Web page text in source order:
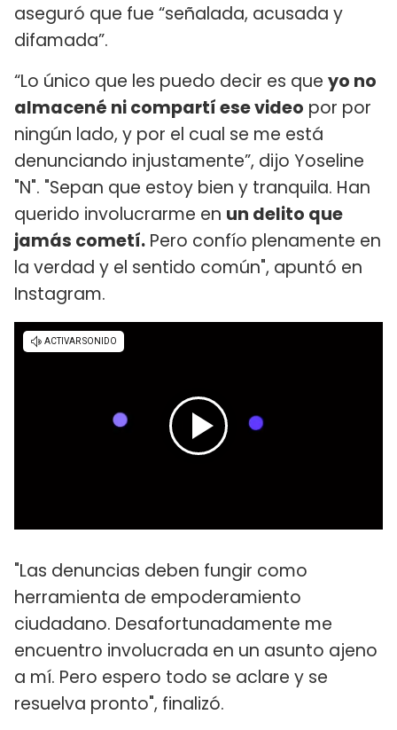
aseguró que fue “señalada, acusada y
difamada”.
“Lo único que les puedo decir es que yo no
almacené ni compartí ese video por por
ningún lado, y por el cual se me está
denunciando injustamente”, dijo Yoseline
"N". "Sepan que estoy bien y tranquila. Han
querido involucrarme en un delito que
jamás cometí. Pero confío plenamente en
la verdad y el sentido común", apuntó en
Instagram.
"Las denuncias deben fungir como
herramienta de empoderamiento
ciudadano. Desafortunadamente me
encuentro involucrada en un asunto ajeno
a mí. Pero espero todo se aclare y se
resuelva pronto", finalizó.